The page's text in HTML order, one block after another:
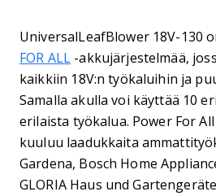
UniversalLeafBlower 18V-130
FOR ALL -akkujärjestelmää,
kaikkiin 18V:n työkaluihin ja
Samalla akulla voi käyttää 10
erilaista työkalua. Power For
kuuluu laadukkaita
Gardena, Bosch Home
GLORIA Haus und